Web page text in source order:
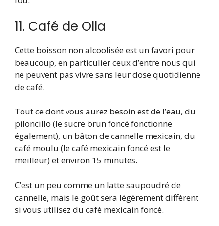
11. Café de Olla
Cette boisson non alcoolisée est un favori pour
beaucoup, en particulier ceux d’entre nous qui
ne peuvent pas vivre sans leur dose quotidienne
de café.
Tout ce dont vous aurez besoin est de l’eau, du
piloncillo (le sucre brun foncé fonctionne
également), un bâton de cannelle mexicain, du
café moulu (le café mexicain foncé est le
meilleur) et environ 15 minutes.
C’est un peu comme un latte saupoudré de
cannelle, mais le goût sera légèrement différent
si vous utilisez du café mexicain foncé.